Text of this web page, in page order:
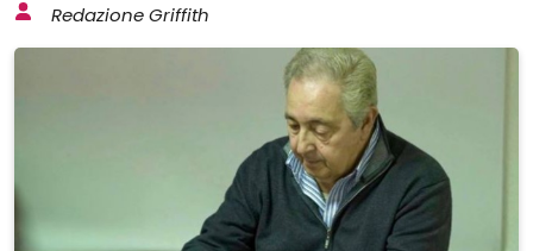
Redazione Griffith